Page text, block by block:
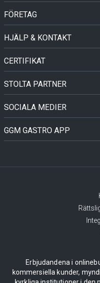
FÖRETAG
HJÄLP & KONTAKT
CERTIFIKAT
STOLTA PARTNER
SOCIALA MEDIER
GGM GASTRO APP
Erbjudandena i
kommersiella kunder,